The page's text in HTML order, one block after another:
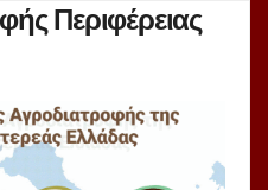
Περιφέρειας